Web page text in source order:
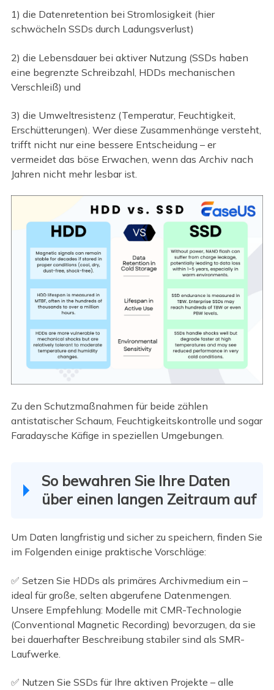
1) die Datenretention bei Stromlosigkeit (hier
schwächeln SSDs durch Ladungsverlust)
2) die Lebensdauer bei aktiver Nutzung (SSDs haben
eine begrenzte Schreibzahl, HDDs mechanischen
Verschleiß) und
3) die Umweltresistenz (Temperatur, Feuchtigkeit,
Erschütterungen). Wer diese Zusammenhänge versteht,
trifft nicht nur eine bessere Entscheidung – er
vermeidet das böse Erwachen, wenn das Archiv nach
Jahren nicht mehr lesbar ist.
Zu den Schutzmaßnahmen für beide zählen
antistatischer Schaum, Feuchtigkeitskontrolle und sogar
Faradaysche Käfige in speziellen Umgebungen.
So bewahren Sie Ihre Daten
über einen langen Zeitraum auf
Um Daten langfristig und sicher zu speichern, finden Sie
im Folgenden einige praktische Vorschläge:
✅ Setzen Sie HDDs als primäres Archivmedium ein –
ideal für große, selten abgerufene Datenmengen.
Unsere Empfehlung: Modelle mit CMR-Technologie
(Conventional Magnetic Recording) bevorzugen, da sie
bei dauerhafter Beschreibung stabiler sind als SMR-
Laufwerke.
✅ Nutzen Sie SSDs für Ihre aktiven Projekte – alle